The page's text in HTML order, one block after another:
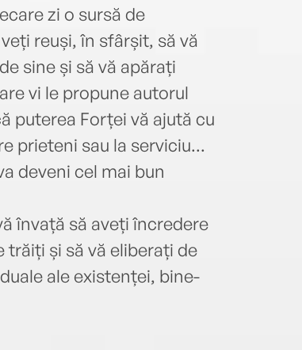
zi o sursă de
reuși, în sfârșit, să vă
sine și să vă apărați
vi le propune autorul
puterea Forței vă ajută cu
prieteni sau la serviciu...
deveni cel mai bun
învață să aveți încredere
trăiți și să vă eliberați de
ale existenței, bine-